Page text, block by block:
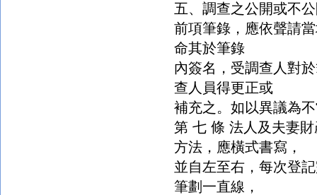
五、調查之公開或不
前項筆錄，應依聲請
命其於筆錄
內簽名，受調查人對
查人員得更正或
補充之。如以異議為
第 七 條 法人及夫妻
方法，應橫式書寫，
並自左至右，每次登
筆劃一直線，